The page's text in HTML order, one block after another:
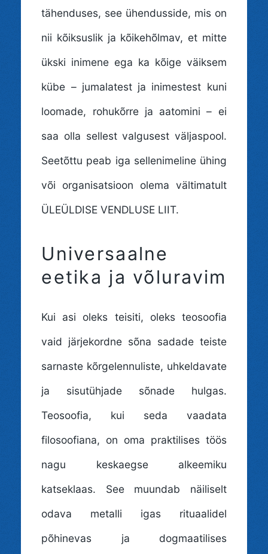
tähenduses, see ühendusside, mis on
nii kõiksuslik ja kõikehõlmav, et mitte
ükski inimene ega ka kõige väiksem
kübe – jumalatest ja inimestest kuni
loomade, rohukõrre ja aatomini – ei
saa olla sellest valgusest väljaspool.
Seetõttu peab iga sellenimeline ühing
või organisatsioon olema vältimatult
ÜLEÜLDISE VENDLUSE LIIT.
Universaalne
eetika ja võluravim
Kui asi oleks teisiti, oleks teosoofia
vaid järjekordne sõna sadade teiste
sarnaste kõrgelennuliste, uhkeldavate
ja sisutühjade sõnade hulgas.
Teosoofia, kui seda vaadata
filosoofiana, on oma praktilises töös
nagu keskaegse alkeemiku
katseklaas. See muundab näiliselt
odava metalli igas rituaalidel
põhinevas ja dogmaatilises